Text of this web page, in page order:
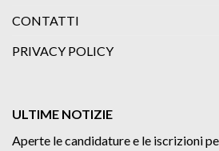
CONTATTI
PRIVACY POLICY
ULTIME NOTIZIE
Aperte le candidature e le iscrizioni